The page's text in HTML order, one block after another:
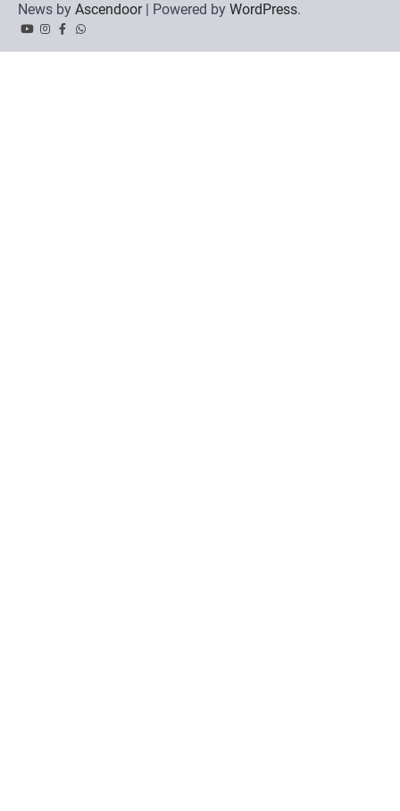
News by Ascendoor| Powered by WordPress.
YouTubeInstagram
Facebook
Whatsapp